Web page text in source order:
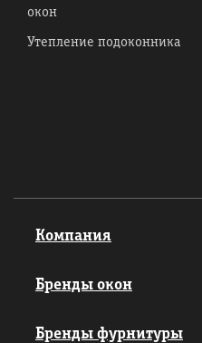
окон
Утепление подоконника
Компания
Бренды окон
Бренды фурнитуры